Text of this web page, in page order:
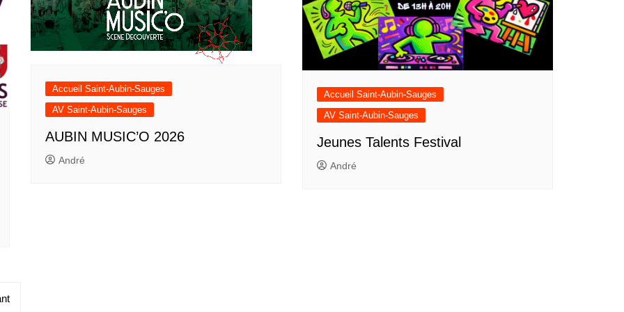
Accueil Saint-Aubin-Sauges
AV Saint-Aubin-Sauges
AUBIN MUSIC’O 2026
André
Accueil Saint-Aubin-Sauges
AV Saint-Aubin-Sauges
Jeunes Talents Festival
André